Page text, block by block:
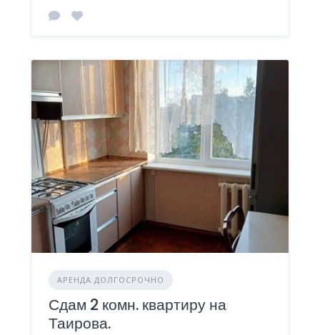
АРЕНДА ДОЛГОСРОЧНО
Сдам 2 комн. квартиру на
Таирова.